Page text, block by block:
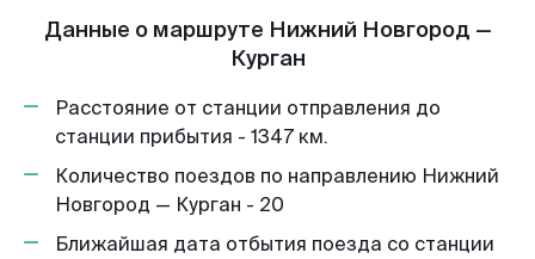
Данные о маршруте Нижний Новгород —
Курган
Расстояние от станции отправления до
станции прибытия - 1347 км.
Количество поездов по направлению Нижний
Новгород — Курган - 20
Ближайшая дата отбытия поезда со станции